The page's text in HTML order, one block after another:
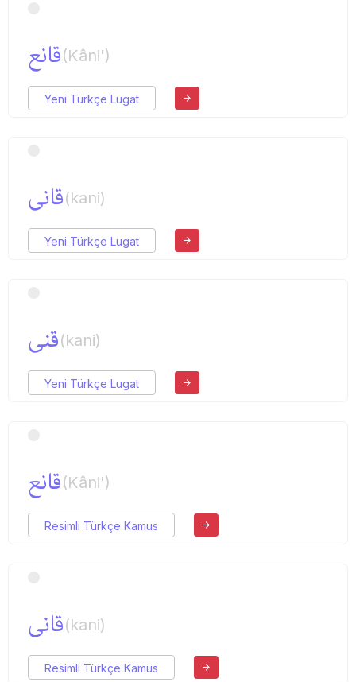
قانع(Kâni')
Yeni Türkçe Lugat
قانی(kani)
Yeni Türkçe Lugat
قنی(kani)
Yeni Türkçe Lugat
قانع(Kâni')
Resimli Türkçe Kamus
قانی(kani)
Resimli Türkçe Kamus